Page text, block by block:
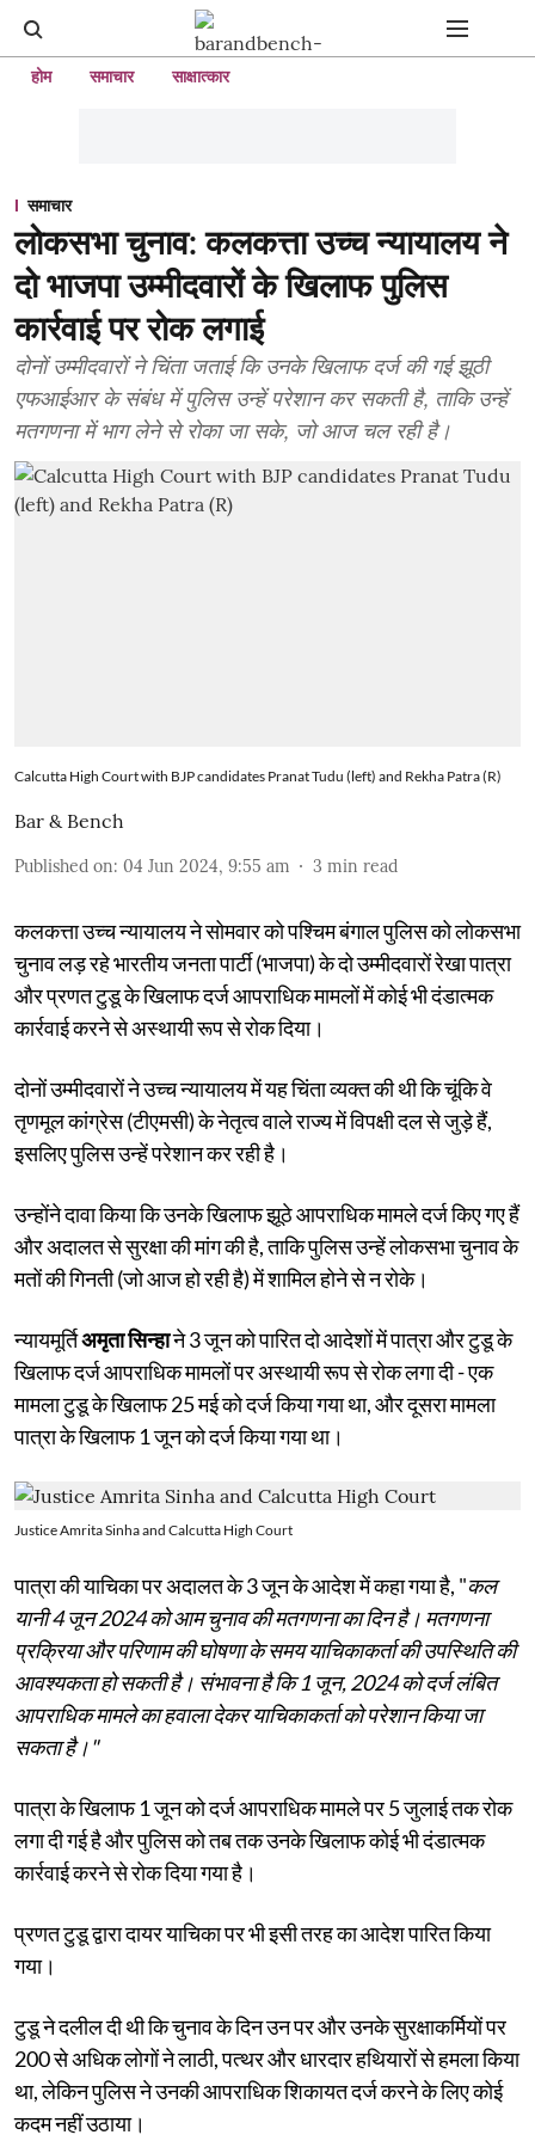
होम समाचार साक्षात्कार
समाचार
लोकसभा चुनाव: कलकत्ता उच्च न्यायालय ने
दो भाजपा उम्मीदवारों के खिलाफ पुलिस
कार्रवाई पर रोक लगाई
दोनों उम्मीदवारों ने चिंता जताई कि उनके खिलाफ दर्ज की गई झूठी
एफआईआर के संबंध में पुलिस उन्हें परेशान कर सकती है, ताकि उन्हें
मतगणना में भाग लेने से रोका जा सके, जो आज चल रही है।
Calcutta High Court with BJP candidates Pranat Tudu (left) and Rekha Patra (R)
Bar & Bench
Published on: 04 Jun 2024, 9:55 am 3 min read
कलकत्ता उच्च न्यायालय ने सोमवार को पश्चिम बंगाल पुलिस को लोकसभा
चुनाव लड़ रहे भारतीय जनता पार्टी (भाजपा) के दो उम्मीदवारों रेखा पात्रा
और प्रणत टुडू के खिलाफ दर्ज आपराधिक मामलों में कोई भी दंडात्मक
कार्रवाई करने से अस्थायी रूप से रोक दिया।
दोनों उम्मीदवारों ने उच्च न्यायालय में यह चिंता व्यक्त की थी कि चूंकि वे
तृणमूल कांग्रेस (टीएमसी) के नेतृत्व वाले राज्य में विपक्षी दल से जुड़े हैं,
इसलिए पुलिस उन्हें परेशान कर रही है।
उन्होंने दावा किया कि उनके खिलाफ झूठे आपराधिक मामले दर्ज किए गए हैं
और अदालत से सुरक्षा की मांग की है, ताकि पुलिस उन्हें लोकसभा चुनाव के
मतों की गिनती (जो आज हो रही है) में शामिल होने से न रोके।
न्यायमूर्तिअमृता सिन्हाने 3 जून को पारित दो आदेशों में पात्रा और टुडू के
खिलाफ दर्ज आपराधिक मामलों पर अस्थायी रूप से रोक लगा दी - एक
मामला टुडू के खिलाफ 25 मई को दर्ज किया गया था, और दूसरा मामला
पात्रा के खिलाफ 1 जून को दर्ज किया गया था।
Justice Amrita Sinha and Calcutta High Court
पात्रा की याचिका पर अदालत के 3 जून के आदेश में कहा गया है, "कल
यानी 4 जून 2024 को आम चुनाव की मतगणना का दिन है। मतगणना
प्रक्रिया और परिणाम की घोषणा के समय याचिकाकर्ता की उपस्थिति की
आवश्यकता हो सकती है। संभावना है कि 1 जून, 2024 को दर्ज लंबित
आपराधिक मामले का हवाला देकर याचिकाकर्ता को परेशान किया जा
सकता है।"
पात्रा के खिलाफ 1 जून को दर्ज आपराधिक मामले पर 5 जुलाई तक रोक
लगा दी गई है और पुलिस को तब तक उनके खिलाफ कोई भी दंडात्मक
कार्रवाई करने से रोक दिया गया है।
प्रणत टुडू द्वारा दायर याचिका पर भी इसी तरह का आदेश पारित किया
गया।
टुडू ने दलील दी थी कि चुनाव के दिन उन पर और उनके सुरक्षाकर्मियों पर
200 से अधिक लोगों ने लाठी, पत्थर और धारदार हथियारों से हमला किया
था, लेकिन पुलिस ने उनकी आपराधिक शिकायत दर्ज करने के लिए कोई
कदम नहीं उठाया।